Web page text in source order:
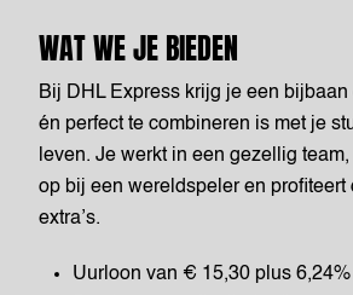
WAT WE JE BIEDEN
Bij DHL Express krijg je een
én perfect te combineren is met je
leven. Je werkt in een gezellig
op bij een wereldspeler en profiteert
extra’s.
Uurloon van € 15,30 plus